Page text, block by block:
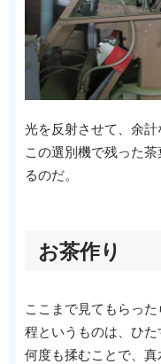
光を反射させて、余計
この選別機で残った
るのだ。
お茶作り
ここまで見てもらっ
程というものは、ひた
何度も揉むことで、